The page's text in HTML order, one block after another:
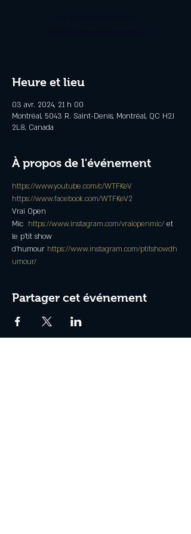
Heure et lieu
03 avr. 2024, 21 h 00
Montréal, 5043 R. Saint-Denis, Montréal, QC H2J
2L8, Canada
À propos de l'événement
https://www.youtube.com/c/WTFKeV
https://www.facebook.com/WTFKeV2
Vrai Open
Mic https://www.instagram.com/vraiopenmic/ et
le p'tit show
d'humour https://www.instagram.com/ptitshowdh
umour/
Partager cet événement